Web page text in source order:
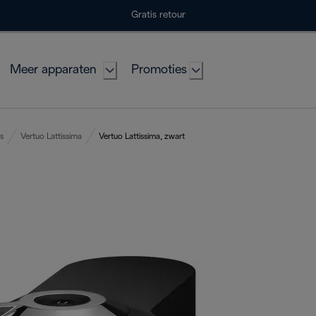
Gratis retour
Meer apparaten Promoties
Vertuo Lattissima Vertuo Lattissima, zwart